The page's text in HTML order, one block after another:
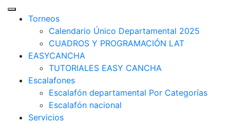
Torneos
Calendario Único Departamental 2025
CUADROS Y PROGRAMACIÓN LAT
EASYCANCHA
TUTORIALES EASY CANCHA
Escalafones
Escalafón departamental Por Categorías
Escalafón nacional
Servicios